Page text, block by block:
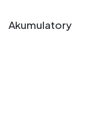
Akumulatory